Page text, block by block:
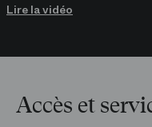
Lire la vidéo
Accès et